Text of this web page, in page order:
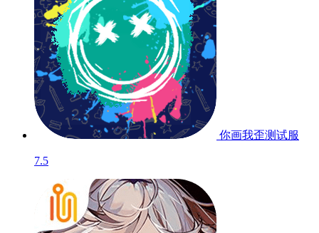
你画我歪测试服
7.5